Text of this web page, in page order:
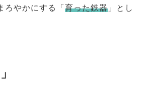
やかにする「 育った鉄器 」とし